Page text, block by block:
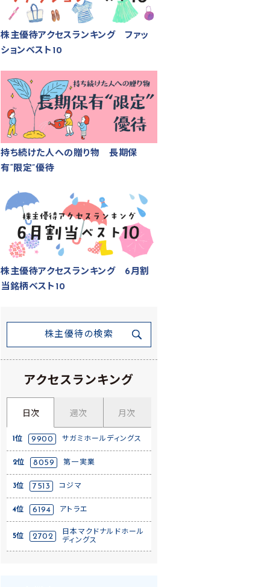
株主優待アクセスランキング ファッ
ションベスト10
持ち続けた人への贈り物 長期保
有“限定”優待
株主優待アクセスランキング 6月割
当銘柄ベスト10
株主優待の検索
アクセスランキング
日次 週次 月次
1位 9900 サガミホールディングス
2位 8059 第一実業
3位 7513 コジマ
4位 6194 アトラエ
5位 2702
日本マクドナルドホール
ディングス